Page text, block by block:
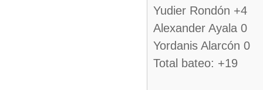
Yudier Rondón +4
Alexander Ayala 0
Yordanis Alarcón 0
Total bateo: +19